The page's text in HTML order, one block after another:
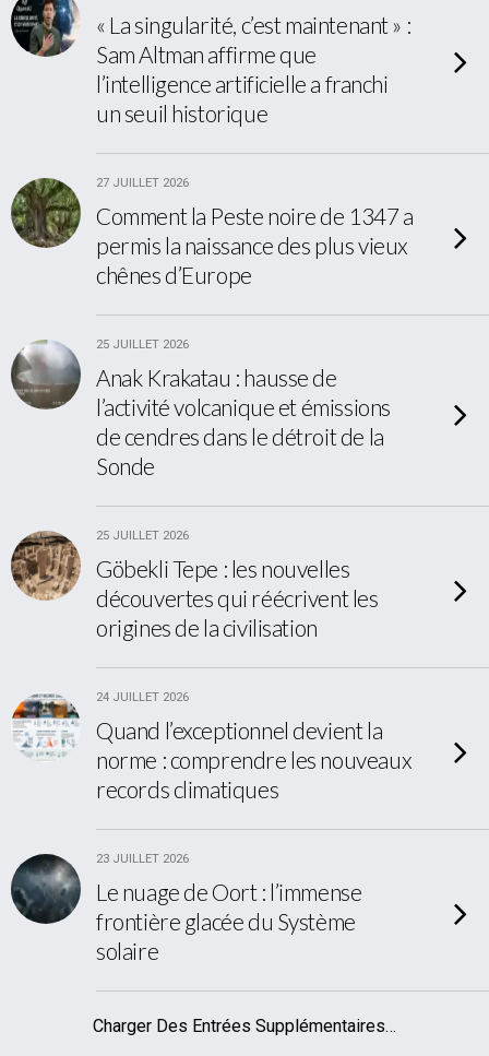
« La singularité, c’est maintenant » :
Sam Altman affirme que
l’intelligence artificielle a franchi
un seuil historique
27 JUILLET 2026
Comment la Peste noire de 1347 a
permis la naissance des plus vieux
chênes d’Europe
25 JUILLET 2026
Anak Krakatau : hausse de
l’activité volcanique et émissions
de cendres dans le détroit de la
Sonde
25 JUILLET 2026
Göbekli Tepe : les nouvelles
découvertes qui réécrivent les
origines de la civilisation
24 JUILLET 2026
Quand l’exceptionnel devient la
norme : comprendre les nouveaux
records climatiques
23 JUILLET 2026
Le nuage de Oort : l’immense
frontière glacée du Système
solaire
Charger Des Entrées Supplémentaires…